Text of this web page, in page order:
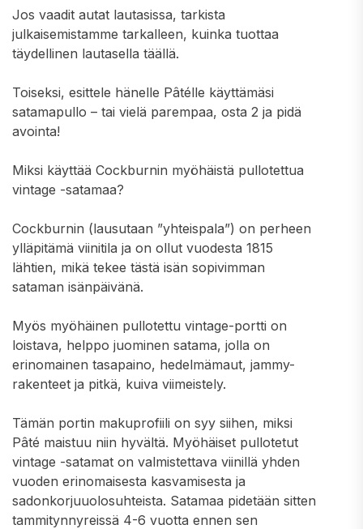
Jos vaadit autat lautasissa, tarkista
julkaisemistamme tarkalleen, kuinka tuottaa
täydellinen lautasella täällä.
Toiseksi, esittele hänelle Pâtélle käyttämäsi
satamapullo – tai vielä parempaa, osta 2 ja pidä
avointa!
Miksi käyttää Cockburnin myöhäistä pullotettua
vintage -satamaa?
Cockburnin (lausutaan ”yhteispala”) on perheen
ylläpitämä viinitila ja on ollut vuodesta 1815
lähtien, mikä tekee tästä isän sopivimman
sataman isänpäivänä.
Myös myöhäinen pullotettu vintage-portti on
loistava, helppo juominen satama, jolla on
erinomainen tasapaino, hedelmämaut, jammy-
rakenteet ja pitkä, kuiva viimeistely.
Tämän portin makuprofiili on syy siihen, miksi
Pâté maistuu niin hyvältä. Myöhäiset pullotetut
vintage -satamat on valmistettava viinillä yhden
vuoden erinomaisesta kasvamisesta ja
sadonkorjuuolosuhteista. Satamaa pidetään sitten
tammitynnyreissä 4-6 vuotta ennen sen